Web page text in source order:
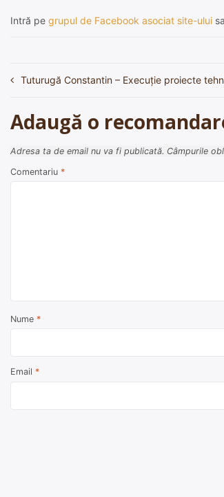
Intră pe grupul de Facebook asociat site-ului
Navigare
articole
Tuturugă Constantin – Execuție proiecte
Adaugă o
Adresa ta de email nu va fi publicată. Câmpurile
Comentariu *
Nume *
Email *